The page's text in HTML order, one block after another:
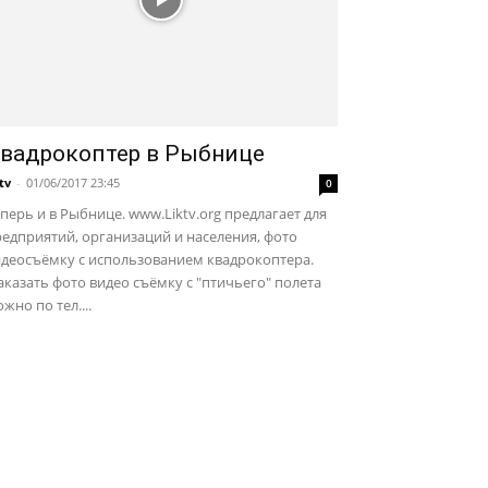
в Рыбнице
- 01/06/2017 23:45 0
и в Рыбнице. www.Liktv.org предлагает для
организаций и населения, фото
с использованием квадрокоптера.
фото видео съёмку с "птичьего" полета
по тел....